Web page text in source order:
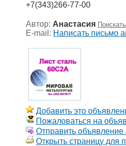
+7(343)266-77-00
Автор: Анастасия
E-mail: Написать письмо
Добавить это
Пожаловаться на
Отправить объявление
Открыть страницу для